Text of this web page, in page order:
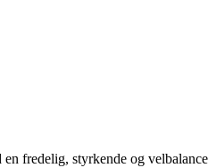
fredelig, styrkende og